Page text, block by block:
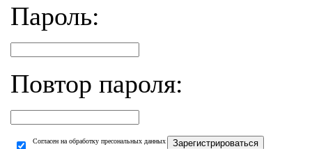
Пароль:
Повтор пароля:
Согласен на обработку пресональных данных Зарегистрироваться